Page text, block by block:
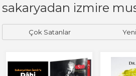
sakaryadan izmire
Çok Satanlar